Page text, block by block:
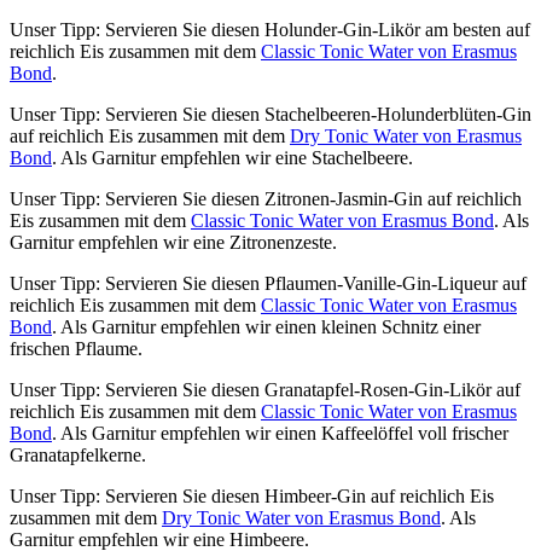
Unser Tipp: Servieren Sie diesen Holunder-Gin-Likör am besten auf
reichlich Eis zusammen mit dem Classic Tonic Water von Erasmus
Bond.
Unser Tipp: Servieren Sie diesen Stachelbeeren-Holunderblüten-Gin
auf reichlich Eis zusammen mit dem Dry Tonic Water von Erasmus
Bond. Als Garnitur empfehlen wir eine Stachelbeere.
Unser Tipp: Servieren Sie diesen Zitronen-Jasmin-Gin auf reichlich
Eis zusammen mit dem Classic Tonic Water von Erasmus Bond. Als
Garnitur empfehlen wir eine Zitronenzeste.
Unser Tipp: Servieren Sie diesen Pflaumen-Vanille-Gin-Liqueur auf
reichlich Eis zusammen mit dem Classic Tonic Water von Erasmus
Bond. Als Garnitur empfehlen wir einen kleinen Schnitz einer
frischen Pflaume.
Unser Tipp: Servieren Sie diesen Granatapfel-Rosen-Gin-Likör auf
reichlich Eis zusammen mit dem Classic Tonic Water von Erasmus
Bond. Als Garnitur empfehlen wir einen Kaffeelöffel voll frischer
Granatapfelkerne.
Unser Tipp: Servieren Sie diesen Himbeer-Gin auf reichlich Eis
zusammen mit dem Dry Tonic Water von Erasmus Bond. Als
Garnitur empfehlen wir eine Himbeere.